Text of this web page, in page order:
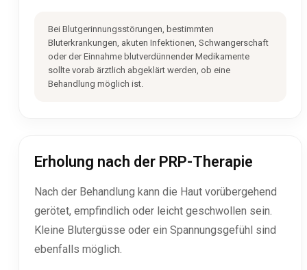
Bei Blutgerinnungsstörungen, bestimmten
Bluterkrankungen, akuten Infektionen, Schwangerschaft
oder der Einnahme blutverdünnender Medikamente
sollte vorab ärztlich abgeklärt werden, ob eine
Behandlung möglich ist.
Erholung nach der PRP-Therapie
Nach der Behandlung kann die Haut vorübergehend
gerötet, empfindlich oder leicht geschwollen sein.
Kleine Blutergüsse oder ein Spannungsgefühl sind
ebenfalls möglich.